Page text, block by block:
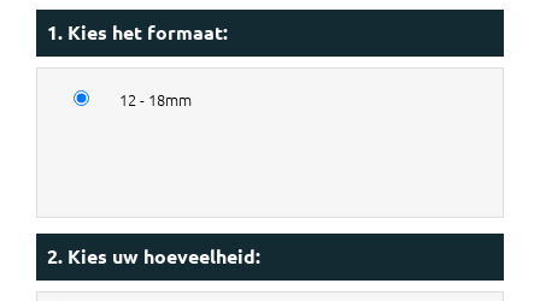
1. Kies het formaat:
12 - 18mm
2. Kies uw hoeveelheid: